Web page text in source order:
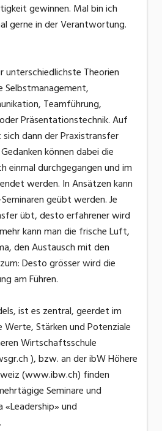
gewinnen. Mal bin ich
gerne in der Verantwortung.
unterschiedlichste Theorien
Selbstmanagement,
Teamführung,
Präsentationstechnik. Auf
dann der Praxistransfer
können dabei die
einmal durchgegangen und im
werden. In Ansätzen kann
geübt werden. Je
übt, desto erfahrener wird
kann man die frische Luft,
den Austausch mit den
Desto grösser wird die
am Führen.
ist es zentral, geerdet im
Werte, Stärken und Potenziale
Wirtschaftsschule
), bzw. an der ibW Höhere
(www.ibw.ch) finden
Seminare und
«Leadership» und